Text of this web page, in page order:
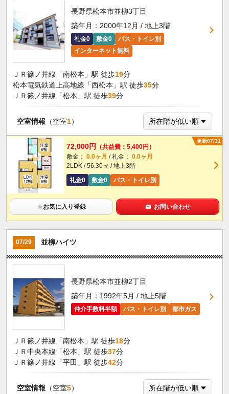
長野県松本市並柳3丁目
築年月：2000年12月 / 地上3階
礼金0 敷金0
バス・トイレ別
インターネット無料
ＪＲ篠ノ井線「南松本」駅 徒歩19分
松本電気鉄道上高地線「西松本」駅 徒歩35分
ＪＲ篠ノ井線「松本」駅 徒歩39分
空室情報 （空室1）
更新07/31
72,000円
（共益費：5,400円）
敷金： 0.0ヶ月 / 礼金： 0.0ヶ月
2LDK / 56.30㎡ / 地上3階
礼金0
敷金0 バス・トイレ別
★お気に入り登録 お問い合わせ
07/29 並柳ハイツ
長野県松本市並柳2丁目
築年月：1992年5月 / 地上5階
仲介手数料半額 バス・トイレ別 都市ガス
ＪＲ篠ノ井線「南松本」駅 徒歩18分
ＪＲ中央本線「松本」駅 徒歩37分
ＪＲ篠ノ井線「平田」駅 徒歩42分
空室情報 （空室5）